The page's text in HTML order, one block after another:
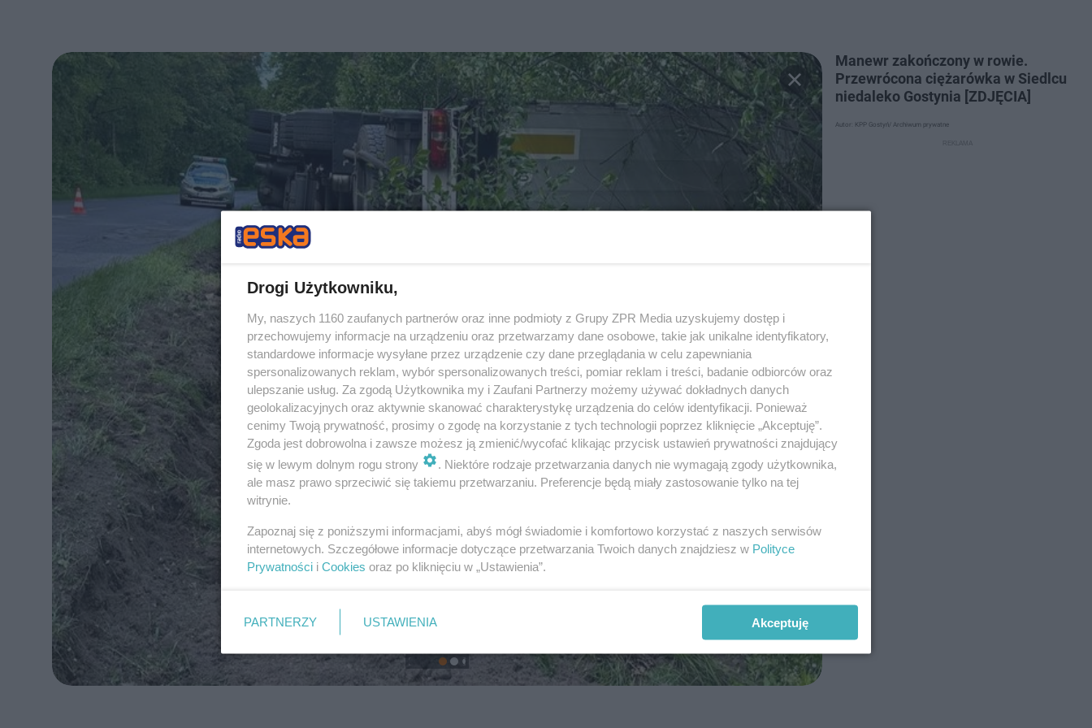
Manewr zakończony w rowie.
Przewrócona ciężarówka w Siedlcu
niedaleko Gostynia [ZDJĘCIA]
Autor: KPP Gostyń/ Archiwum prywatne
Drogi Użytkowniku,
My, naszych 1160 zaufanych partnerów oraz inne podmioty z Grupy ZPR Media uzyskujemy dostęp i
przechowujemy informacje na urządzeniu oraz przetwarzamy dane osobowe, takie jak unikalne identyfikatory,
standardowe informacje wysyłane przez urządzenie czy dane przeglądania w celu zapewniania
spersonalizowanych reklam, wybór spersonalizowanych treści, pomiar reklam i treści, badanie odbiorców oraz
ulepszanie usług. Za zgodą Użytkownika my i Zaufani Partnerzy możemy używać dokładnych danych
geolokalizacyjnych oraz aktywnie skanować charakterystykę urządzenia do celów identyfikacji. Ponieważ
cenimy Twoją prywatność, prosimy o zgodę na korzystanie z tych technologii poprzez kliknięcie „Akceptuję”.
Zgoda jest dobrowolna i zawsze możesz ją zmienić/wycofać klikając przycisk ustawień prywatności znajdujący
się w lewym dolnym rogu strony
. Niektóre rodzaje przetwarzania danych nie wymagają zgody użytkownika,
ale masz prawo sprzeciwić się takiemu przetwarzaniu. Preferencje będą miały zastosowanie tylko na tej
witrynie.
Zapoznaj się z poniższymi informacjami, abyś mógł świadomie i komfortowo korzystać z naszych serwisów
internetowych. Szczegółowe informacje dotyczące przetwarzania Twoich danych znajdziesz w Polityce
Prywatności i Cookies oraz po kliknięciu w „Ustawienia”.
PARTNERZY USTAWIENIA Akceptuję